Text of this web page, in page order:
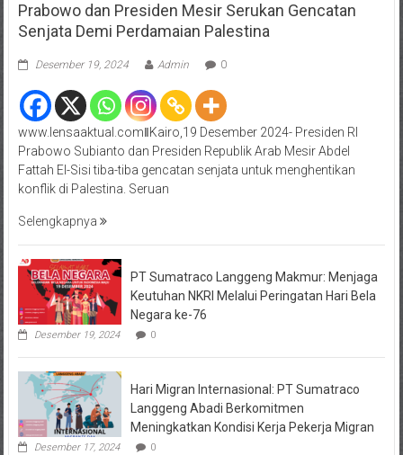
Prabowo dan Presiden Mesir Serukan Gencatan
Senjata Demi Perdamaian Palestina
Desember 19, 2024 Admin 0
www.lensaaktual.comǁKairo,19 Desember 2024- Presiden RI
Prabowo Subianto dan Presiden Republik Arab Mesir Abdel
Fattah El-Sisi tiba-tiba gencatan senjata untuk menghentikan
konflik di Palestina. Seruan
Selengkapnya
PT Sumatraco Langgeng Makmur: Menjaga
Keutuhan NKRI Melalui Peringatan Hari Bela
Negara ke-76
Desember 19, 2024 0
Hari Migran Internasional: PT Sumatraco
Langgeng Abadi Berkomitmen
Meningkatkan Kondisi Kerja Pekerja Migran
Desember 17, 2024 0